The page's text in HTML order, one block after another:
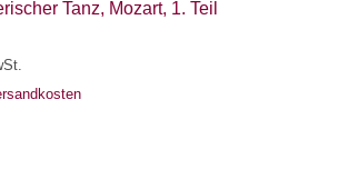
Tanz, Mozart, 1. Teil